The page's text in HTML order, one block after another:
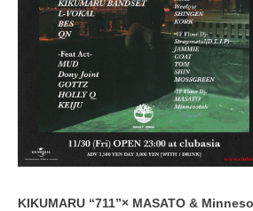
KIKUMARU “711”× MASATO &